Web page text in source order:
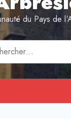
du Pays de
: